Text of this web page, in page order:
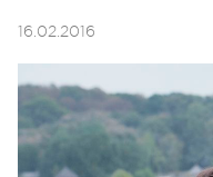
16.02.2016